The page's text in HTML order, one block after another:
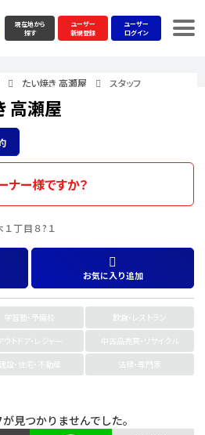
現在地から
探す
ユーザー
新規登録
ユーザー
ログイン
たい焼き 高瀬屋 スタッフ
高瀬屋
ナー様ですか？
１丁目８?１
お気に入り追加
学習塾・予備校
飲食・レストラン
アウトドア・レジャー
中古品売買・リサイクル
建設・住宅・不動産
法律・専門家
見つかりませんでした。